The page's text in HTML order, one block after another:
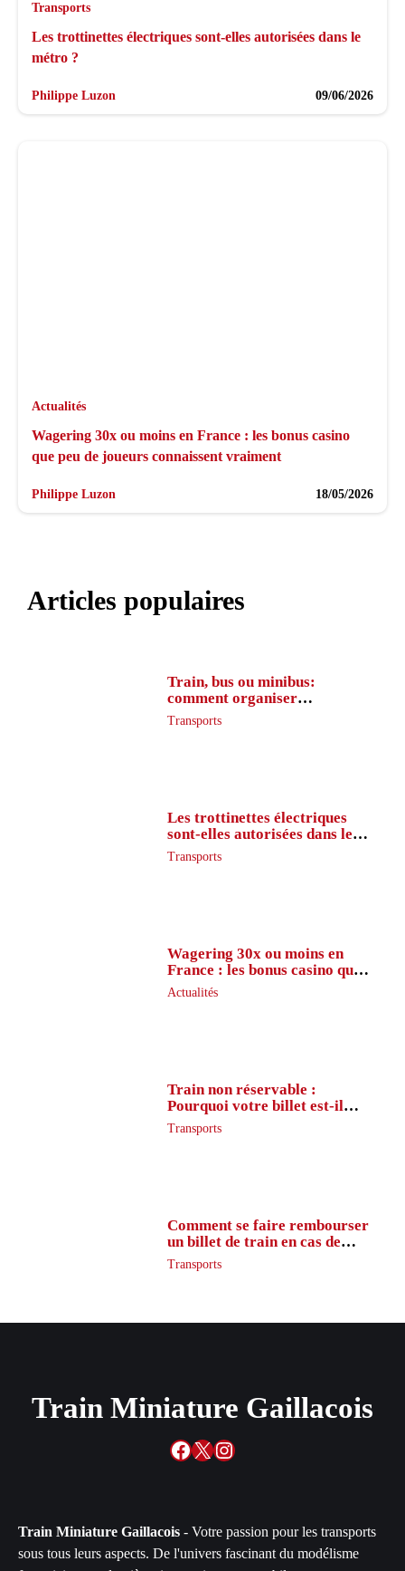
Transports
Les trottinettes électriques sont-elles autorisées dans le
métro ?
Philippe Luzon 09/06/2026
Actualités
Wagering 30x ou moins en France : les bonus casino
que peu de joueurs connaissent vraiment
Philippe Luzon 18/05/2026
Articles populaires
Train, bus ou minibus:
comment organiser
l’itinéraire en France
Transports
Les trottinettes électriques
sont-elles autorisées dans le
métro ?
Transports
Wagering 30x ou moins en
France : les bonus casino que
peu de joueurs connaissent
vraiment
Actualités
Train non réservable :
Pourquoi votre billet est-il
inaccessible ?
Transports
Comment se faire rembourser
un billet de train en cas de
retard ?
Transports
Train Miniature Gaillacois
Facebook
X Instagram
Train Miniature Gaillacois - Votre passion pour les transports
sous tous leurs aspects. De l'univers fascinant du modélisme